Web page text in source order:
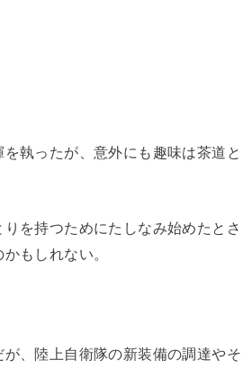
執ったが、意外にも趣味は茶道と
を持つためにたしなみ始めたとさ
もしれない。
、陸上自衛隊の新装備の調達やそ